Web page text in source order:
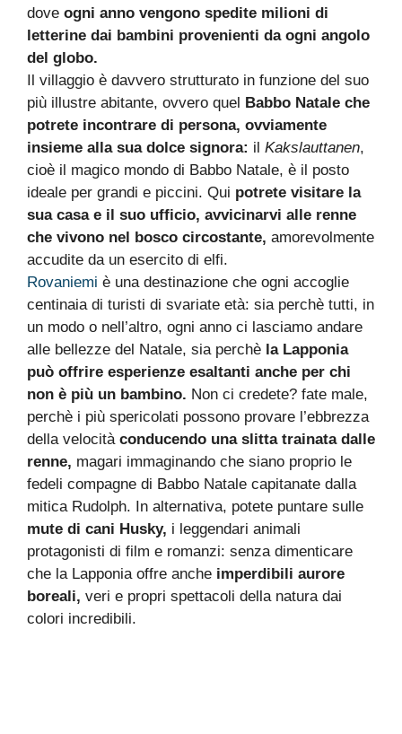
dove ogni anno vengono spedite milioni di
letterine dai bambini provenienti da ogni angolo
del globo.
Il villaggio è davvero strutturato in funzione del suo
più illustre abitante, ovvero quel Babbo Natale che
potrete incontrare di persona, ovviamente
insieme alla sua dolce signora: il Kakslauttanen,
cioè il magico mondo di Babbo Natale, è il posto
ideale per grandi e piccini. Qui potrete visitare la
sua casa e il suo ufficio, avvicinarvi alle renne
che vivono nel bosco circostante, amorevolmente
accudite da un esercito di elfi.
Rovaniemi è una destinazione che ogni accoglie
centinaia di turisti di svariate età: sia perchè tutti, in
un modo o nell’altro, ogni anno ci lasciamo andare
alle bellezze del Natale, sia perchè la Lapponia
può offrire esperienze esaltanti anche per chi
non è più un bambino. Non ci credete? fate male,
perchè i più spericolati possono provare l’ebbrezza
della velocità conducendo una slitta trainata dalle
renne, magari immaginando che siano proprio le
fedeli compagne di Babbo Natale capitanate dalla
mitica Rudolph. In alternativa, potete puntare sulle
mute di cani Husky, i leggendari animali
protagonisti di film e romanzi: senza dimenticare
che la Lapponia offre anche imperdibili aurore
boreali, veri e propri spettacoli della natura dai
colori incredibili.